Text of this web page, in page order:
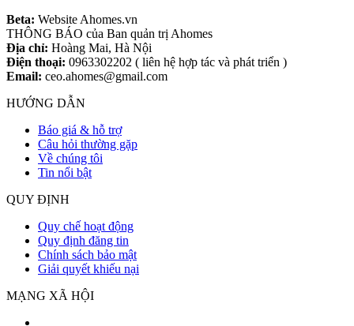
Beta: Website Ahomes.vn
THÔNG BÁO của Ban quản trị Ahomes
Địa chỉ: Hoàng Mai, Hà Nội
Điện thoại: 0963302202 ( liên hệ hợp tác và phát triển )
Email: ceo.ahomes@gmail.com
HƯỚNG DẪN
Báo giá & hỗ trợ
Câu hỏi thường gặp
Về chúng tôi
Tin nổi bật
QUY ĐỊNH
Quy chế hoạt động
Quy định đăng tin
Chính sách bảo mật
Giải quyết khiếu nại
MẠNG XÃ HỘI